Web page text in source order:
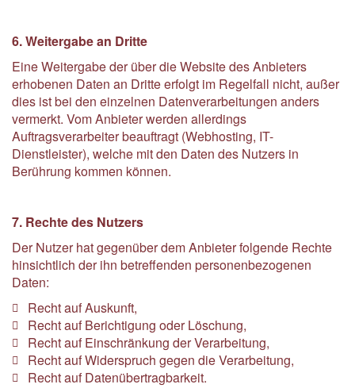
6. Weitergabe an Dritte
Eine Weitergabe der über die Website des Anbieters
erhobenen Daten an Dritte erfolgt im Regelfall nicht, außer
dies ist bei den einzelnen Datenverarbeitungen anders
vermerkt. Vom Anbieter werden allerdings
Auftragsverarbeiter beauftragt (Webhosting, IT-
Dienstleister), welche mit den Daten des Nutzers in
Berührung kommen können.
7. Rechte des Nutzers
Der Nutzer hat gegenüber dem Anbieter folgende Rechte
hinsichtlich der ihn betreffenden personenbezogenen
Daten:
Recht auf Auskunft,
Recht auf Berichtigung oder Löschung,
Recht auf Einschränkung der Verarbeitung,
Recht auf Widerspruch gegen die Verarbeitung,
Recht auf Datenübertragbarkeit.